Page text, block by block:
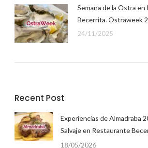
Semana de la Ostra
Becerrita. Ostraweek
24/11/2025
Recent Post
Experiencias de Almadraba
Salvaje en Restaurante
18/05/2026